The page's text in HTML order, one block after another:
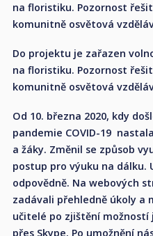
na floristiku. Pozornost
komunitně osvětová
Do projektu je zařazen
na floristiku. Pozornost
komunitně osvětová
Od 10. března 2020, kdy
pandemie COVID-19
a žáky. Změnil se způsob
postup pro výuku na dálku.
odpovědně. Na webových
zadávali přehledně úkoly a
učitelé po zjištění možností
přes Skype. Po umožnění